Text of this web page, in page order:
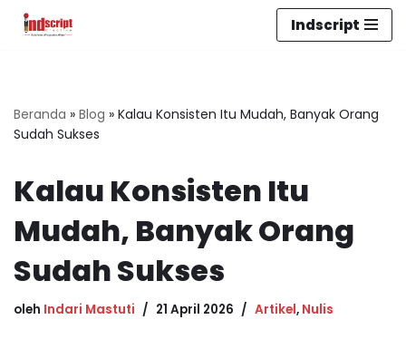
Indscript
Beranda » Blog » Kalau Konsisten Itu Mudah, Banyak Orang
Sudah Sukses
Kalau Konsisten Itu
Mudah, Banyak Orang
Sudah Sukses
oleh Indari Mastuti 21 April 2026 Artikel, Nulis